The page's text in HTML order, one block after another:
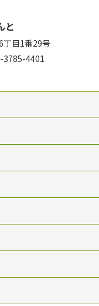
と
丁目1番29号
3785-4401